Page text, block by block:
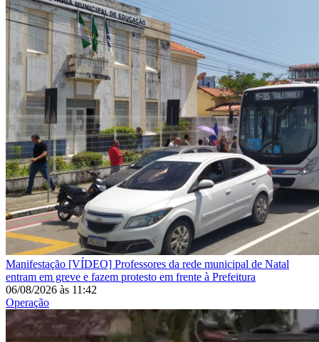
Manifestação [VÍDEO] Professores da rede municipal de Natal
entram em greve e fazem protesto em frente à Prefeitura
06/08/2026 às 11:42
Operação